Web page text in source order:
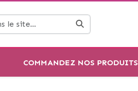
COMMANDEZ NOS PRODUITS